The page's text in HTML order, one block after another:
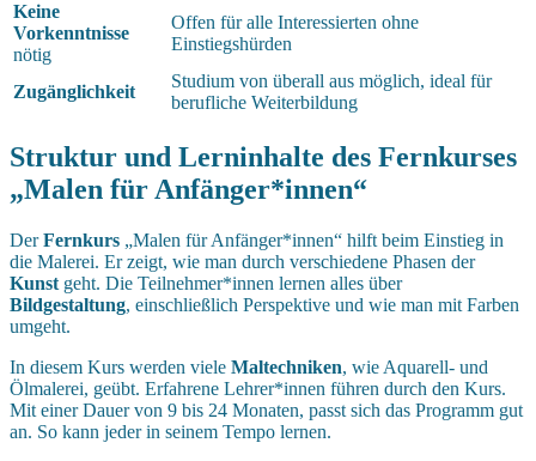
Keine
Vorkenntnisse
nötig
Offen für alle Interessierten ohne
Einstiegshürden
Zugänglichkeit
Studium von überall aus möglich, ideal für
berufliche Weiterbildung
Struktur und Lerninhalte des Fernkurses
„Malen für Anfänger*innen“
DerFernkurs „Malen für Anfänger*innen“ hilft beim Einstieg in
die Malerei. Er zeigt, wie man durch verschiedene Phasen der
Kunst geht. Die Teilnehmer*innen lernen alles über
Bildgestaltung, einschließlich Perspektive und wie man mit Farben
umgeht.
In diesem Kurs werden viele Maltechniken, wie Aquarell- und
Ölmalerei, geübt. Erfahrene Lehrer*innen führen durch den Kurs.
Mit einer Dauer von 9 bis 24 Monaten, passt sich das Programm gut
an. So kann jeder in seinem Tempo lernen.